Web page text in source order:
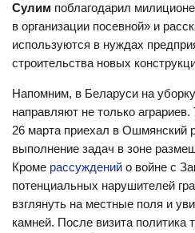
Сулим поблагодарил
в организации посевной» и
используются в нуждах
строительства новых
Напомним, в Беларуси на
направляют не только
26 марта приехал в Ошмянский
выполнение задач в зоне
Кроме рассуждений о войне с
потенциальных нарушителей
взглянуть на местные поля и
камней. После визита политика